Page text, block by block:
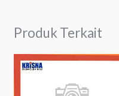
Produk Terkait